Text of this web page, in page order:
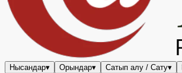
Нысандар▾ Орындар▾ Сатып алу / Сату▾